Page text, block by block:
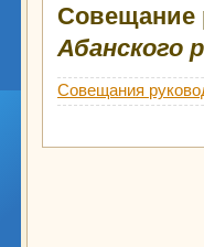
Совещание
Абанского
Совещания